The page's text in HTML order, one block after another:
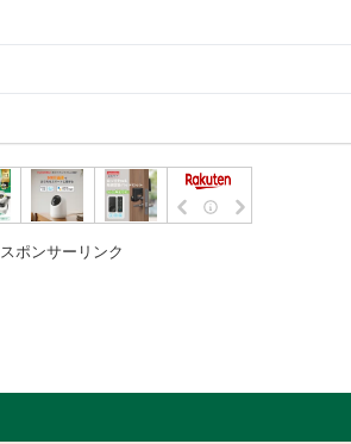
スポンサーリンク